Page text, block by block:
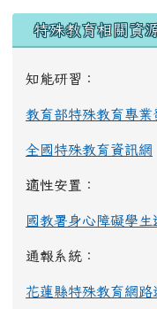
左邊區域內容
特殊教育相關資
知能研習：
教育部特殊教育專業
全國特殊教育資訊網
適性安置：
國教署身心障礙學生
通報系統：
花蓮縣特殊教育網路